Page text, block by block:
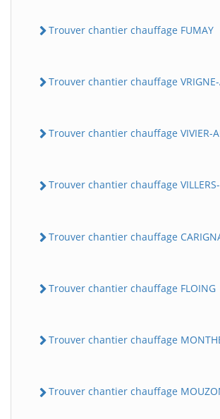
Trouver chantier chauffage FUMAY
Trouver chantier chauffage VRIGNE-
Trouver chantier chauffage VIVIER-
Trouver chantier chauffage VILLERS-
Trouver chantier chauffage
Trouver chantier chauffage FLOING
Trouver chantier chauffage
Trouver chantier chauffage